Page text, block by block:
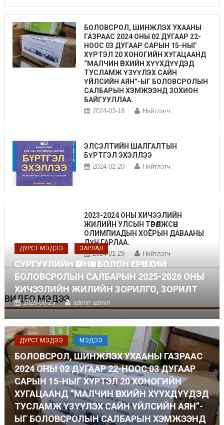
БОЛОВСРОЛ, ШИНЖЛЭХ УХААНЫ
ГАЗРААС 2024 ОНЫ 02 ДУГААР 22-
НООС 03 ДУГААР САРЫН 15-НЫГ
ХҮРТЭЛ 20 ХОНОГИЙН ХУГАЦААНД
“МАЛЧИН ӨРХИЙН ХҮҮХДҮҮДЭД
ТУСЛАМЖ ҮЗҮҮЛЭХ САЙН
ҮЙЛСИЙН АЯН”-ЫГ БОЛОВСРОЛЫН
САЛБАРЫН ХЭМЖЭЭНД ЗОХИОН
БАЙГУУЛЛАА.
2024-03-18 Нийтлэгч
ЭЛСЭЛТИЙН ШАЛГАЛТЫН
БҮРТГЭЛ ЭХЭЛЛЭЭ
2024-02-20 Нийтлэгч
2023-2024 ОНЫ ХИЧЭЭЛИЙН
ЖИЛИЙН УЛСЫН ТӨРӨЛЖСӨН
ОЛИМПИАДЫН ХОЁРЫН ДАВААНЫ
ДҮН ГАРЛАА.
2024-01-29 Нийтлэгч
ВИДЕО МЭДЭЭ
ДҮРСТ МЭДЭЭ ЗАРЛАЛ
СУРГУУЛИЙН ӨМНӨХ БОЛОН ЕРӨНХИЙ
БОЛОВСРОЛЫН САЛБАРЫН 2025-2026 ОНЫ
ХИЧЭЭЛИЙН ЖИЛИЙН ЗОРИЛГО, ЗОРИЛТ
2025-08-25 admin admin
ДҮРСТ МЭДЭЭ МЭДЭЭ
БОЛОВСРОЛ, ШИНЖЛЭХ УХААНЫ ГАЗРААС
2024 ОНЫ 02 ДУГААР 22-НООС 03 ДУГААР
САРЫН 15-НЫГ ХҮРТЭЛ 20 ХОНОГИЙН
ХУГАЦААНД “МАЛЧИН ӨРХИЙН ХҮҮХДҮҮДЭД
ТУСЛАМЖ ҮЗҮҮЛЭХ САЙН ҮЙЛСИЙН АЯН”-
ЫГ БОЛОВСРОЛЫН САЛБАРЫН ХЭМЖЭЭНД